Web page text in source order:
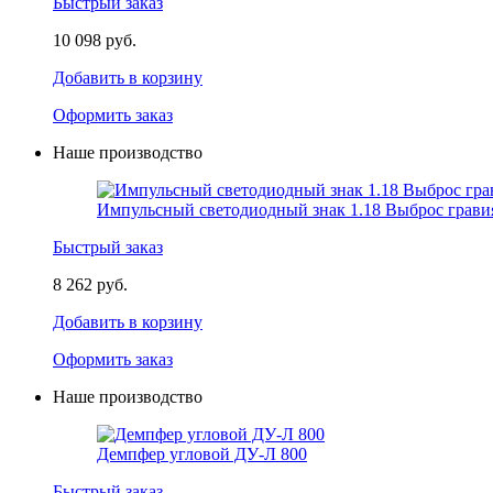
10 098 руб.
Добавить в корзину
Оформить заказ
Наше производство
Импульсный светодиодный знак 1.18 Выброс
Быстрый заказ
8 262 руб.
Добавить в корзину
Оформить заказ
Наше производство
Демпфер угловой ДУ-Л 800